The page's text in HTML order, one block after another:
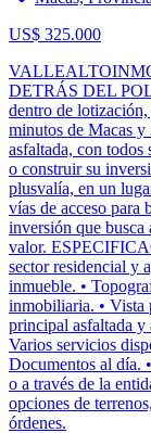
US$ 325.000
DETRÁS DEL
dentro de
minutos de Macas
asfaltada, con
o construir su
plusvalía, en un
vías de acceso para
inversión que busca
valor.
sector residencial y
inmueble. •
inmobiliaria. • Vista
principal asfaltada y
Varios servicios
Documentos al día.
o a través de la
opciones de
órdenes.